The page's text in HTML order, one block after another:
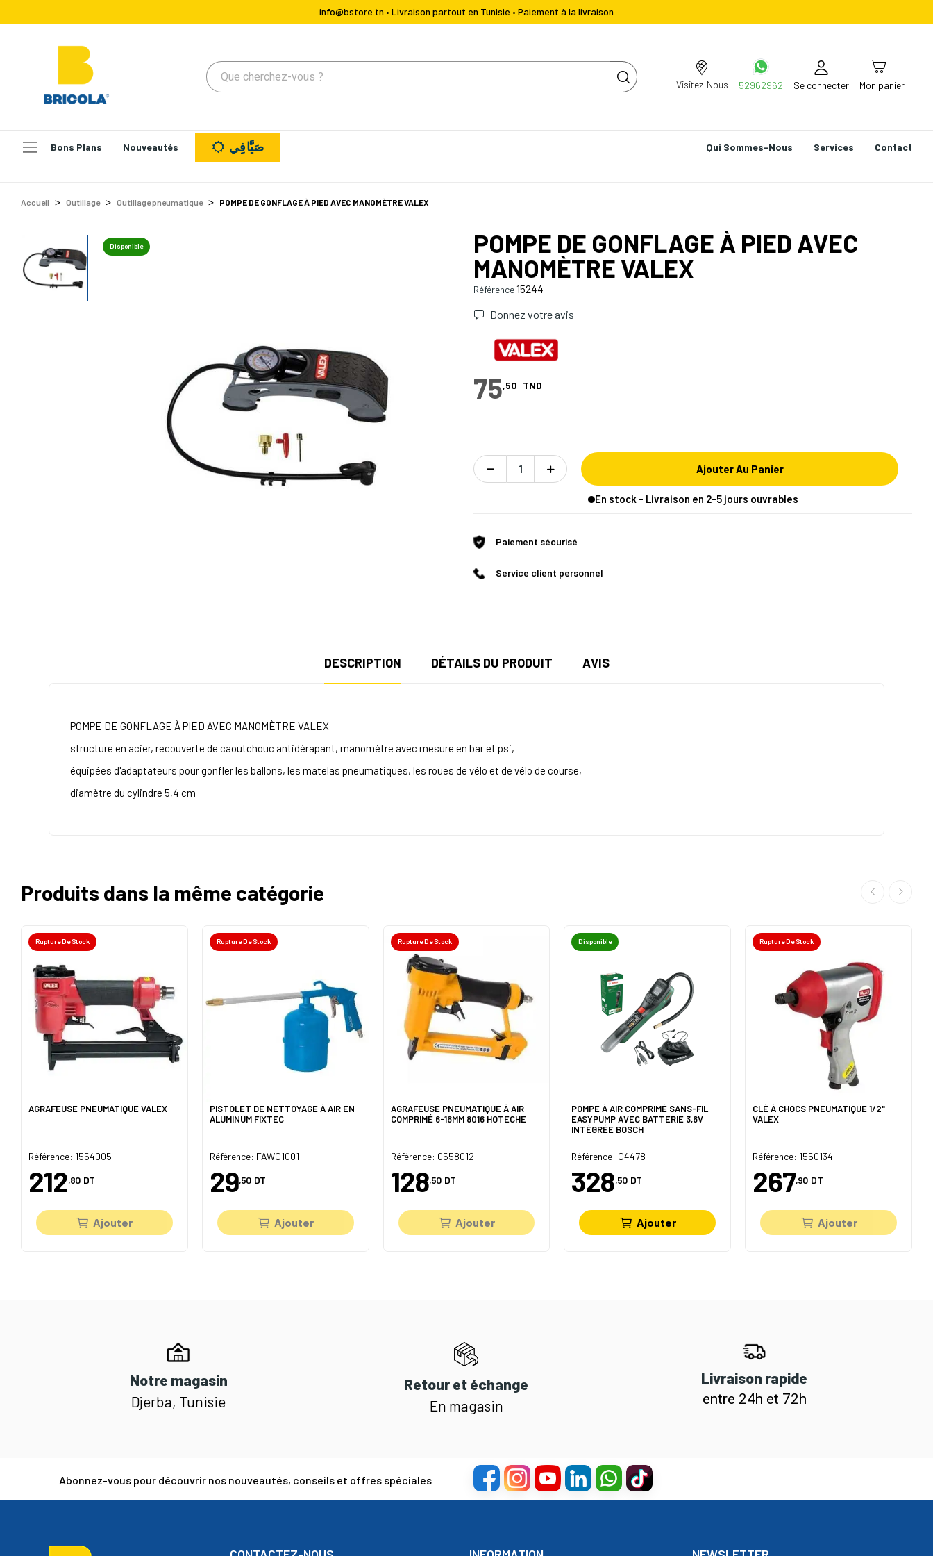
info@bstore.tn • Livraison partout en Tunisie • Paiement à la livraison
Visitez-Nous 52962962 Se connecter Mon panier
Bons Plans Nouveautés Qui Sommes-Nous Services Contact صَيَّافِي
Accueil Outillage Outillage pneumatique POMPE DE GONFLAGE À PIED AVEC MANOMÈTRE VALEX
Disponible
POMPE DE GONFLAGE À PIED AVEC
MANOMÈTRE VALEX
Référence15244
Donnez votre avis
75,50 TND
Ajouter Au Panier
En stock - Livraison en 2-5 jours ouvrables
Paiement sécurisé
Service client personnel
DESCRIPTION DÉTAILS DU PRODUIT AVIS
POMPE DE GONFLAGE À PIED AVEC MANOMÈTRE VALEX
structure en acier, recouverte de caoutchouc antidérapant, manomètre avec mesure en bar et psi,
équipées d'adaptateurs pour gonfler les ballons, les matelas pneumatiques, les roues de vélo et de vélo de course,
diamètre du cylindre 5,4 cm
Produits dans la même catégorie
Rupture De Stock
AGRAFEUSE PNEUMATIQUE VALEX
Référence: 1554005
212,80 DT
Ajouter
Rupture De Stock
PISTOLET DE NETTOYAGE À AIR EN
ALUMINUM FIXTEC
Référence: FAWG1001
29,50 DT
Ajouter
Rupture De Stock
AGRAFEUSE PNEUMATIQUE À AIR
COMPRIMÉ 6-16MM 8016 HOTECHE
Référence: 0558012
128,50 DT
Ajouter
Disponible
POMPE À AIR COMPRIMÉ SANS-FIL
EASYPUMP AVEC BATTERIE 3,6V
INTÉGRÉE BOSCH
Référence: O4478
328,50 DT
Ajouter
Rupture De Stock
CLÉ À CHOCS PNEUMATIQUE 1/2"
VALEX
Référence: 1550134
267,90 DT
Ajouter
Notre magasin
Djerba, Tunisie
Retour et échange
En magasin
Livraison rapide
entre 24h et 72h
Abonnez-vous pour découvrir nos nouveautés, conseils et offres spéciales